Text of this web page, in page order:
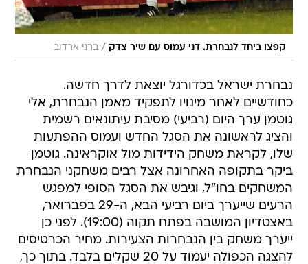
קפצו ביחד לנבחרת. דני עמוס עם שיר צדק / ברני ארדוב
נבחרת ישראל בכדורגל יוצאת לדרך חדשה.
כחודשיים לאחר מינויו לתפקיד מאמן הנבחרת, אלי
גוטמן ערך היום (רביעי) מסיבת עיתונאים רשמית
והציג לראשונה את הסגל החדש ועמוס ההפתעות
שלו, לקראת משחק הידידות מול אוקראינה. גוטמן
ביקר בתקופה האחרונה אצל רבים משחקני הנבחרת
המשחקים בחו"ל, וגיבש את הסגל הסופי למפגש
הרעים שייערך ביום רביעי הבא, ה-29 בפברואר,
באצטדיון המושבה בפתח תקוה (19:00). לפני כן
ייערך משחק בין הנבחרות הצעירות. מחיר הכרטיסים
להצגה הכפולה יעמוד על 20 שקלים בלבד. בתוך כך,